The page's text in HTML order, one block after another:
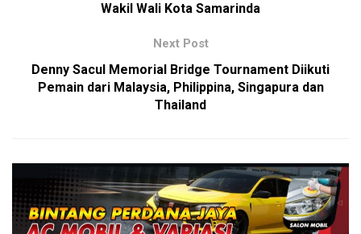
Wakil Wali Kota Samarinda
Next Post
Denny Sacul Memorial Bridge Tournament Diikuti
Pemain dari Malaysia, Philippina, Singapura dan
Thailand